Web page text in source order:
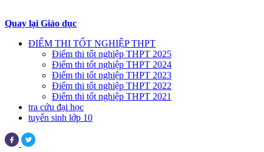
Quay lại Giáo dục
ĐIỂM THI TỐT NGHIỆP THPT
Điểm thi tốt nghiệp THPT 2025
Điểm thi tốt nghiệp THPT 2024
Điểm thi tốt nghiệp THPT 2023
Điểm thi tốt nghiệp THPT 2022
Điểm thi tốt nghiệp THPT 2021
tra cứu đại học
tuyển sinh lớp 10